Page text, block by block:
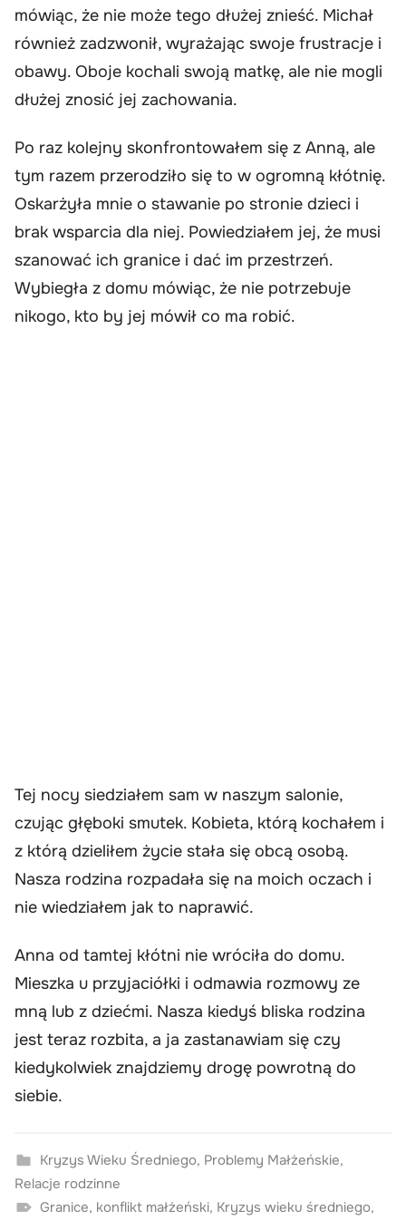
mówiąc, że nie może tego dłużej znieść. Michał
również zadzwonił, wyrażając swoje frustracje i
obawy. Oboje kochali swoją matkę, ale nie mogli
dłużej znosić jej zachowania.
Po raz kolejny skonfrontowałem się z Anną, ale
tym razem przerodziło się to w ogromną kłótnię.
Oskarżyła mnie o stawanie po stronie dzieci i
brak wsparcia dla niej. Powiedziałem jej, że musi
szanować ich granice i dać im przestrzeń.
Wybiegła z domu mówiąc, że nie potrzebuje
nikogo, kto by jej mówił co ma robić.
Tej nocy siedziałem sam w naszym salonie,
czując głęboki smutek. Kobieta, którą kochałem i
z którą dzieliłem życie stała się obcą osobą.
Nasza rodzina rozpadała się na moich oczach i
nie wiedziałem jak to naprawić.
Anna od tamtej kłótni nie wróciła do domu.
Mieszka u przyjaciółki i odmawia rozmowy ze
mną lub z dziećmi. Nasza kiedyś bliska rodzina
jest teraz rozbita, a ja zastanawiam się czy
kiedykolwiek znajdziemy drogę powrotną do
siebie.
Kryzys Wieku Średniego, Problemy Małżeńskie,
Relacje rodzinne
Granice, konflikt małżeński, Kryzys wieku średniego,